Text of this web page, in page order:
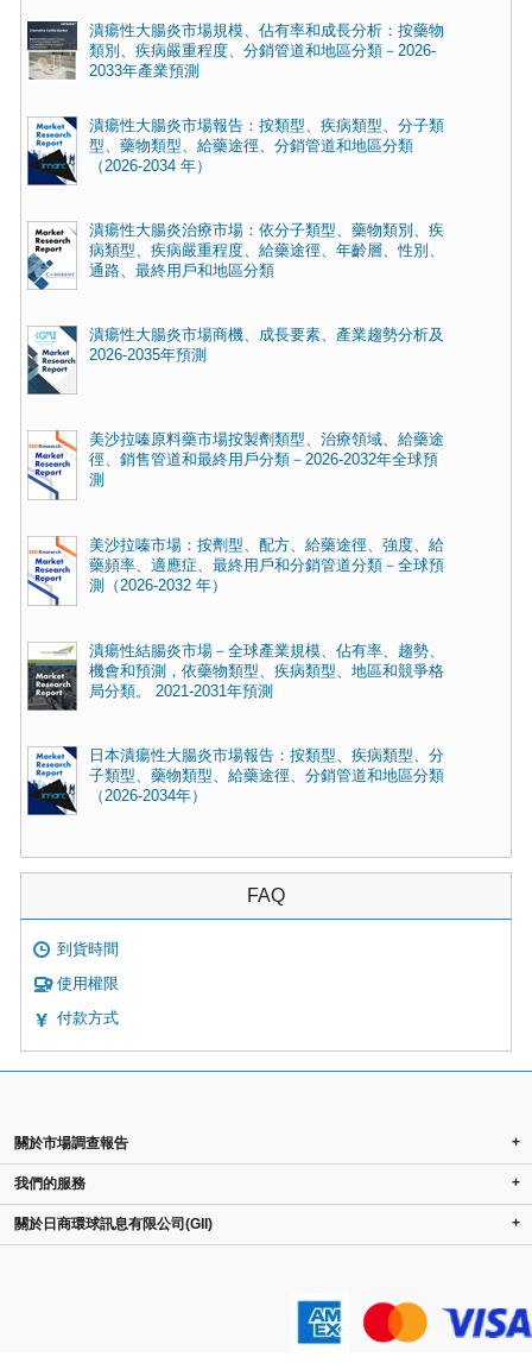
潰瘍性大腸炎市場規模、佔有率和成長分析：按藥物
類別、疾病嚴重程度、分銷管道和地區分類－2026-
2033年產業預測
潰瘍性大腸炎市場報告：按類型、疾病類型、分子類
型、藥物類型、給藥途徑、分銷管道和地區分類
（2026-2034 年）
潰瘍性大腸炎治療市場：依分子類型、藥物類別、疾
病類型、疾病嚴重程度、給藥途徑、年齡層、性別、
通路、最終用戶和地區分類
潰瘍性大腸炎市場商機、成長要素、產業趨勢分析及
2026-2035年預測
美沙拉嗪原料藥市場按製劑類型、治療領域、給藥途
徑、銷售管道和最終用戶分類－2026-2032年全球預
測
美沙拉嗪市場：按劑型、配方、給藥途徑、強度、給
藥頻率、適應症、最終用戶和分銷管道分類－全球預
測（2026-2032 年）
潰瘍性結腸炎市場－全球產業規模、佔有率、趨勢、
機會和預測，依藥物類型、疾病類型、地區和競爭格
局分類。 2021-2031年預測
日本潰瘍性大腸炎市場報告：按類型、疾病類型、分
子類型、藥物類型、給藥途徑、分銷管道和地區分類
（2026-2034年）
FAQ
到貨時間
使用權限
付款方式
關於市場調查報告 +
我們的服務 +
關於日商環球訊息有限公司(GII) +